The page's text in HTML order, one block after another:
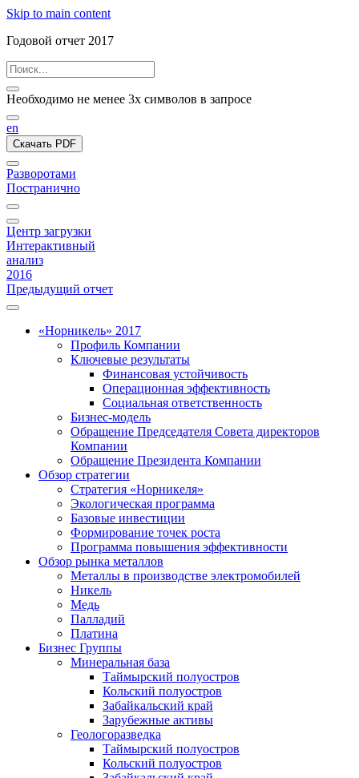
Skip to main content
Годовой отчет 2017
Необходимо не менее 3х символов в запросе
en
Скачать PDF
Разворотами
Постранично
Центр загрузки
Интерактивный
анализ
2016
Предыдущий отчет
«Норникель» 2017
Профиль Компании
Ключевые результаты
Финансовая устойчивость
Операционная эффективность
Социальная ответственность
Бизнес-модель
Обращение Председателя Совета директоров
Компании
Обращение Президента Компании
Обзор стратегии
Стратегия «Норникеля»
Экологическая программа
Базовые инвестиции
Формирование точек роста
Программа повышения эффективности
Обзор рынка металлов
Металлы в производстве электромобилей
Никель
Медь
Палладий
Платина
Бизнес Группы
Минеральная база
Таймырский полуостров
Кольский полуостров
Забайкальский край
Зарубежные активы
Геологоразведка
Таймырский полуостров
Кольский полуостров